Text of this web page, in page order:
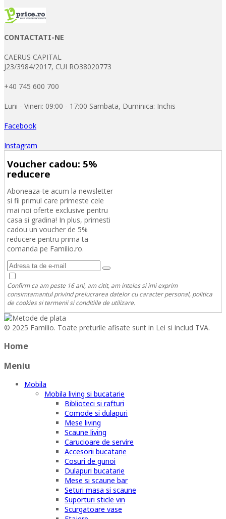
CONTACTATI-NE
CAERUS CAPITAL
J23/3984/2017, CUI RO38020773
+40 745 600 700
Luni - Vineri: 09:00 - 17:00 Sambata, Duminica: Inchis
Facebook
Instagram
Voucher cadou: 5%
reducere
Aboneaza-te acum la newsletter
si fii primul care primeste cele
mai noi oferte exclusive pentru
casa si gradina! In plus, primesti
cadou un voucher de 5%
reducere pentru prima ta
comanda pe Familio.ro.
Confirm ca am peste 16 ani, am citit, am inteles si imi exprim
consimtamantul privind prelucrarea datelor cu caracter personal, politica
de cookies si termenii si conditiile de utilizare.
© 2025 Familio. Toate preturile afisate sunt in Lei si includ TVA.
Home
Meniu
Mobila
Mobila living si bucatarie
Biblioteci si rafturi
Comode si dulapuri
Mese living
Scaune living
Carucioare de servire
Accesorii bucatarie
Cosuri de gunoi
Dulapuri bucatarie
Mese si scaune bar
Seturi masa si scaune
Suporturi sticle vin
Scurgatoare vase